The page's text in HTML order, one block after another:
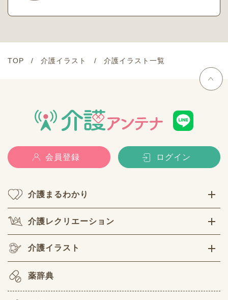
TOP 介護イラスト 介護イラスト一覧
会員登録 ログイン
介護まるわかり
介護レクリエーション
介護イラスト
薬辞典